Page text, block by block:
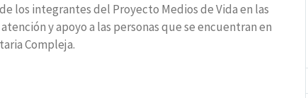
los integrantes del Proyecto Medios de Vida en las
y apoyo a las personas que se encuentran en
Compleja.